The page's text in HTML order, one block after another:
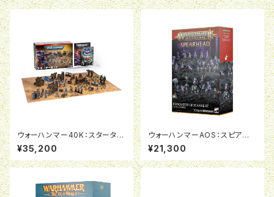
ウォーハンマー40K：スターター
セット（日本語版）
¥35,200
ウォーハンマーAOS：スピアヘッ
ド：エピキュリアン・レヴェラー
¥21,300